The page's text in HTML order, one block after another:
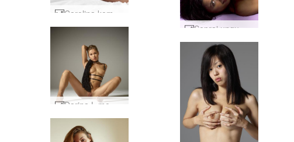
Seprai ungu Helena Karel #13
Darina L memantraimu #45